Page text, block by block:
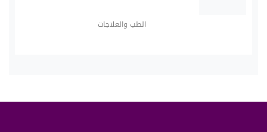
الطب والعلاجات